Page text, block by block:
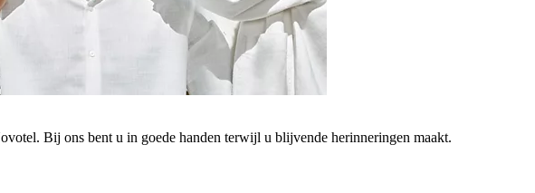
Bij ons bent u in goede handen terwijl u blijvende herinneringen maakt.